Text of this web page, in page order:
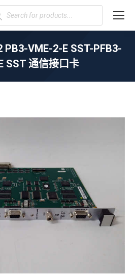
PB3-VME-2-E SST-PFB3-
SST 通信接口卡